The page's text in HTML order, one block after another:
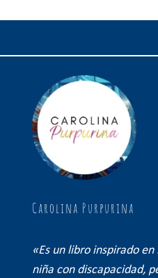
Carolina Purpurina
«Es un libro inspirado
niña con discapacidad,